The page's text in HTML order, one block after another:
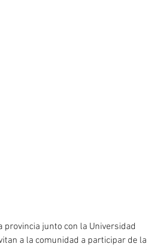
provincia junto con la Universidad
a la comunidad a participar de la